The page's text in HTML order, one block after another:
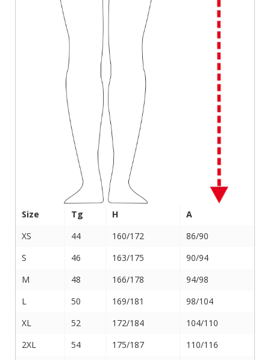
Size Tg H
A
XS
44 160/172
86/90
S
46 163/175
90/94
M
48 166/178
94/98
L
50 169/181
98/104
XL
52 172/184
104/110
2XL
54 175/187 110/116